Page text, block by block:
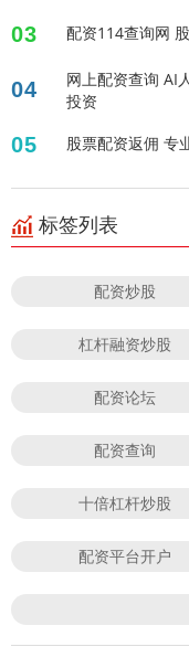
03 配资114查询网
04
网上配资查询 AI
投资
05 股票配资返佣 专
标签列表
配资炒股
杠杆融资炒股
配资论坛
配资查询
十倍杠杆炒股
配资平台开户